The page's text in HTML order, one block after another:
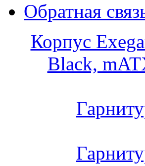
Обратная
Корпус
Black,